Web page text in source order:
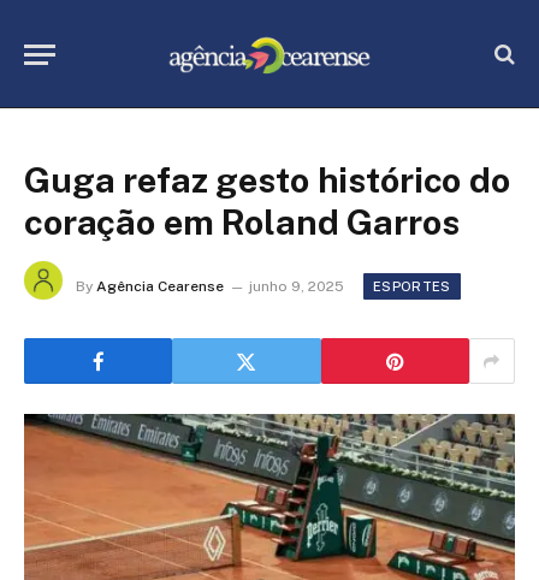
Guga refaz gesto histórico do
coração em Roland Garros
By Agência Cearense junho 9, 2025 ESPORTES